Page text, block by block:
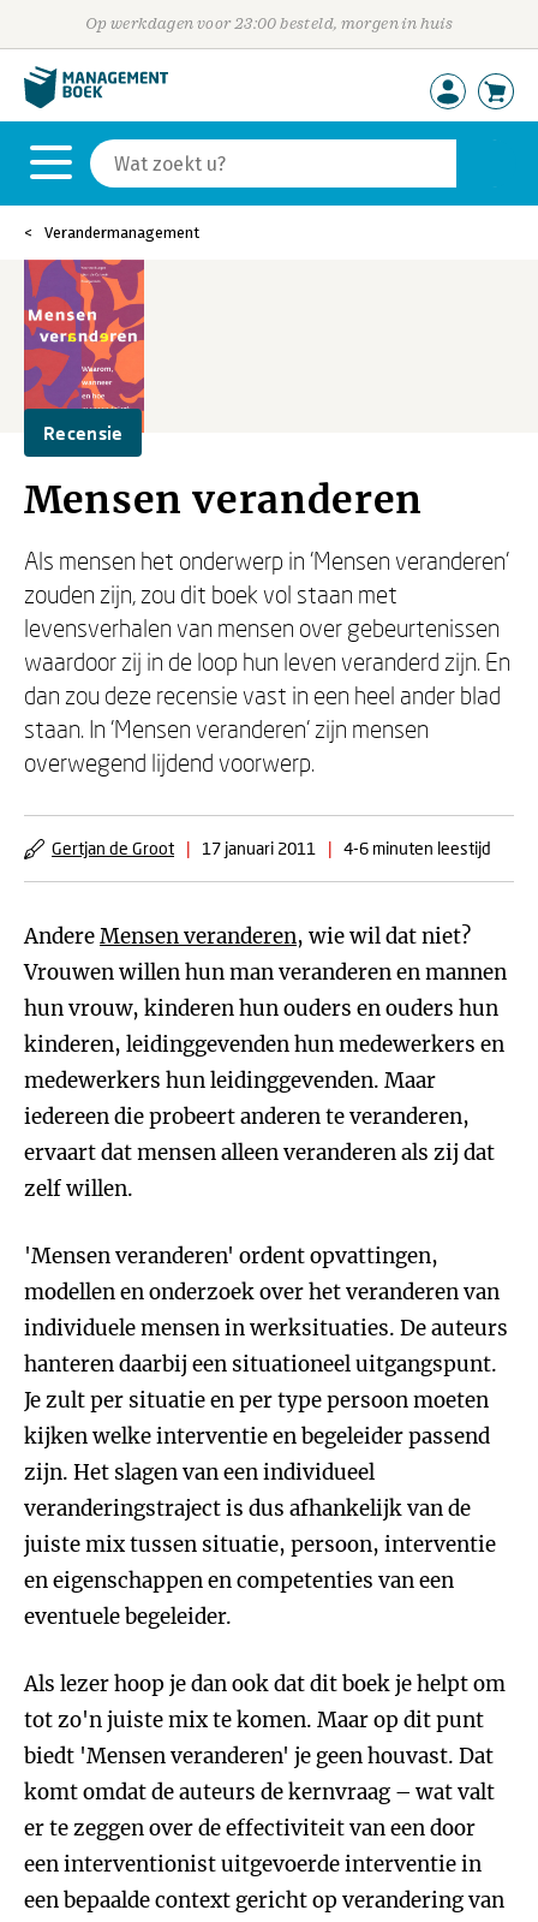
Op werkdagen voor 23:00 besteld, morgen in huis
Verandermanagement
Recensie
Mensen veranderen
Als mensen het onderwerp in 'Mensen veranderen'
zouden zijn, zou dit boek vol staan met
levensverhalen van mensen over gebeurtenissen
waardoor zij in de loop hun leven veranderd zijn. En
dan zou deze recensie vast in een heel ander blad
staan. In 'Mensen veranderen' zijn mensen
overwegend lijdend voorwerp.
Gertjan de Groot | 17 januari 2011 | 4-6 minuten leestijd
AndereMensen veranderen, wie wil dat niet?
Vrouwen willen hun man veranderen en mannen
hun vrouw, kinderen hun ouders en ouders hun
kinderen, leidinggevenden hun medewerkers en
medewerkers hun leidinggevenden. Maar
iedereen die probeert anderen te veranderen,
ervaart dat mensen alleen veranderen als zij dat
zelf willen.
'Mensen veranderen' ordent opvattingen,
modellen en onderzoek over het veranderen van
individuele mensen in werksituaties. De auteurs
hanteren daarbij een situationeel uitgangspunt.
Je zult per situatie en per type persoon moeten
kijken welke interventie en begeleider passend
zijn. Het slagen van een individueel
veranderingstraject is dus afhankelijk van de
juiste mix tussen situatie, persoon, interventie
en eigenschappen en competenties van een
eventuele begeleider.
Als lezer hoop je dan ook dat dit boek je helpt om
tot zo'n juiste mix te komen. Maar op dit punt
biedt 'Mensen veranderen' je geen houvast. Dat
komt omdat de auteurs de kernvraag – wat valt
er te zeggen over de effectiviteit van een door
een interventionist uitgevoerde interventie in
een bepaalde context gericht op verandering van